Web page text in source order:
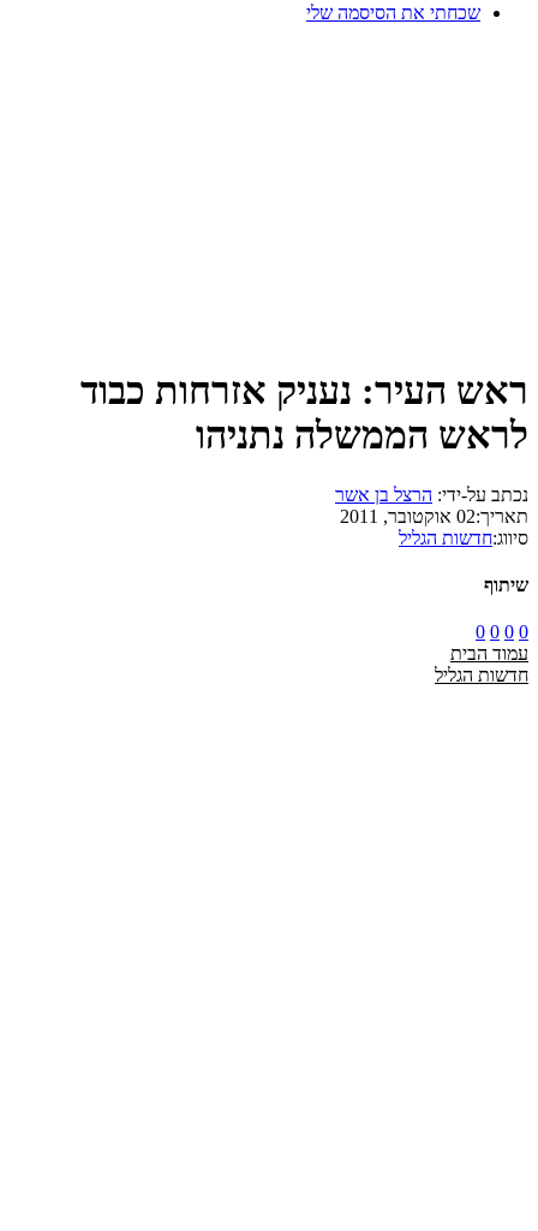
שכחתי את הסיסמה שלי
העיר: נעניק אזרחות כבוד
הממשלה נתניהו
על-ידי:הרצל בן אשר
02 אוקטובר, 2011
חדשות הגליל
0
0
0
הבית
הגליל